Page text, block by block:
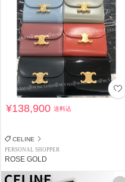
¥138,900送料込
CELINE
PERSONAL SHOPPER
ROSE GOLD